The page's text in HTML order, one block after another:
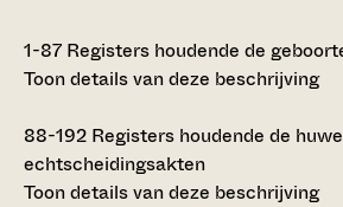
1-87 Registers houdende de
Toon details van deze beschrijving
88-192 Registers houdende de
echtscheidingsakten
Toon details van deze beschrijving